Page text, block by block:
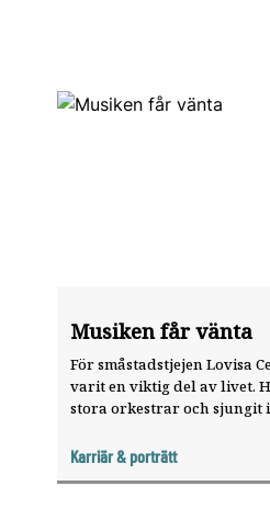
Musiken får vänta
För småstadstjejen Lovisa
varit en viktig del av livet.
stora orkestrar och sjungit
både kärleken och sitt kall i
Karriär & porträtt